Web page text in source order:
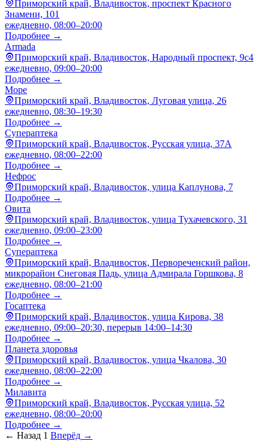
Приморский край, Владивосток, проспект Красного
Знамени, 101
ежедневно, 08:00–20:00
Подробнее →
Armada
Приморский край, Владивосток, Народный проспект, 9с4
ежедневно, 09:00–20:00
Подробнее →
Море
Приморский край, Владивосток, Луговая улица, 26
ежедневно, 08:30–19:30
Подробнее →
Супераптека
Приморский край, Владивосток, Русская улица, 37А
ежедневно, 08:00–22:00
Подробнее →
Нефрос
Приморский край, Владивосток, улица Каплунова, 7
Подробнее →
Овита
Приморский край, Владивосток, улица Тухачевского, 31
ежедневно, 09:00–23:00
Подробнее →
Супераптека
Приморский край, Владивосток, Первореченский район,
микрорайон Снеговая Падь, улица Адмирала Горшкова, 8
ежедневно, 08:00–21:00
Подробнее →
Госаптека
Приморский край, Владивосток, улица Кирова, 38
ежедневно, 09:00–20:30, перерыв 14:00–14:30
Подробнее →
Планета здоровья
Приморский край, Владивосток, улица Чкалова, 30
ежедневно, 08:00–22:00
Подробнее →
Милавита
Приморский край, Владивосток, Русская улица, 52
ежедневно, 08:00–20:00
Подробнее →
← Назад 1 Вперёд →